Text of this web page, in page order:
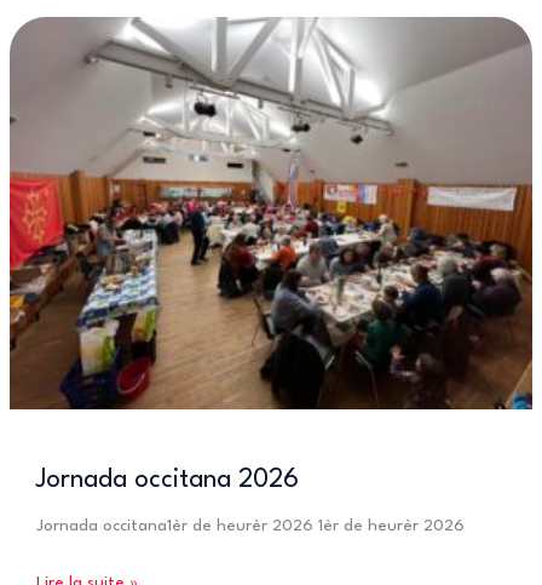
Jornada occitana 2026
Jornada occitana1èr de heurèr 2026 1èr de heurèr 2026